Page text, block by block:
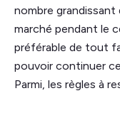
nombre grandissant
marché pendant le
préférable de tout
pouvoir continuer
Parmi, les règles à